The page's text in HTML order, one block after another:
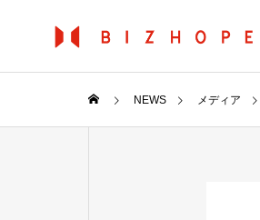
NEWS メディア